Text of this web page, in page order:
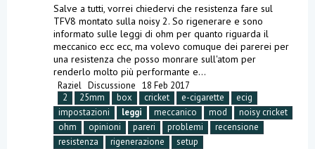
Salve a tutti, vorrei chiedervi che resistenza fare sul
TFV8 montato sulla noisy 2. So rigenerare e sono
informato sulle leggi di ohm per quanto riguarda il
meccanico ecc ecc, ma volevo comuque dei parerei per
una resistenza che posso monrare sull'atom per
renderlo molto più performante e...
Raziel Discussione 18 Feb 2017
2
25mm box cricket e-cigarette
ecig
impostazioni
leggi meccanico mod
noisy cricket
ohm
opinioni pareri problemi
recensione
resistenza
rigenerazione
setup